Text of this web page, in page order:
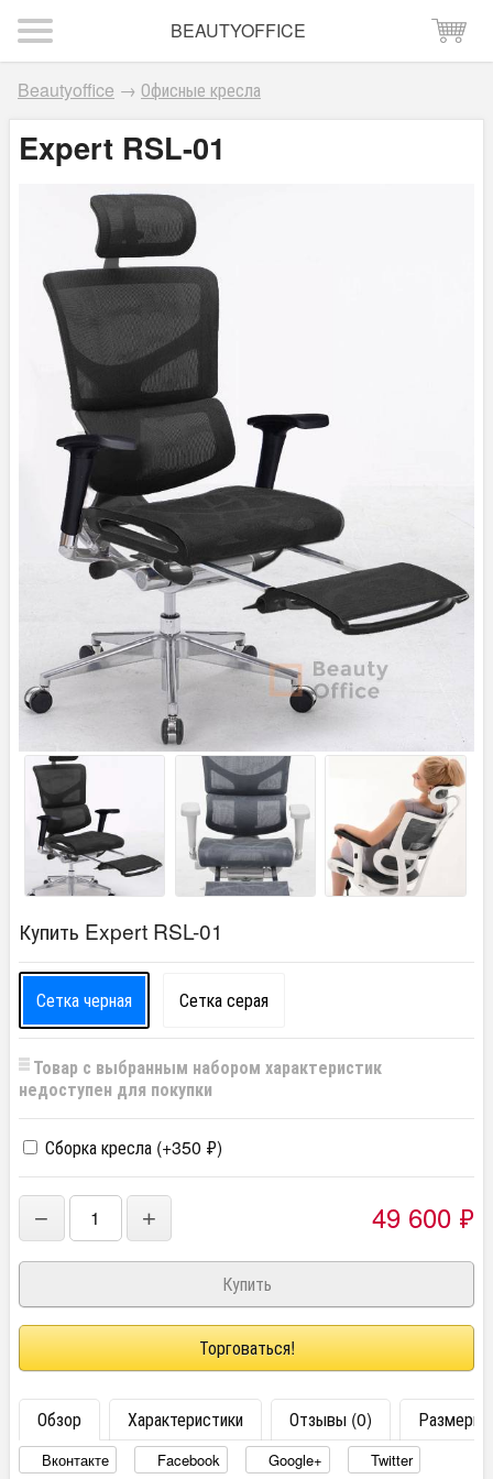
BEAUTYOFFICE
Beautyoffice → Офисные кресла
Expert RSL-01
Купить Expert RSL-01
Сетка черная Сетка серая
Товар с выбранным набором характеристик
недоступен для покупки
Сборка кресла (+350 ₽)
− + 49 600 ₽
Торговаться!
Обзор Характеристики Отзывы (0) Размеры
Вконтакте Facebook Google+ Twitter